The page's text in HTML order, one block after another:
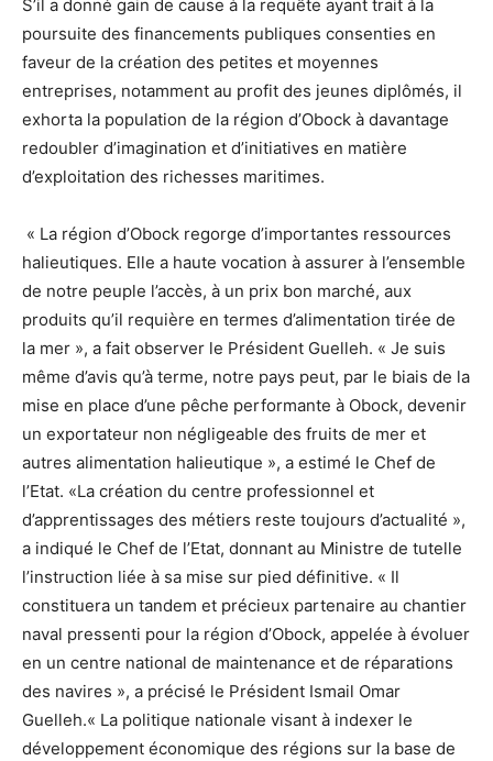
S’il a donné gain de cause à la requête ayant trait à la
poursuite des financements publiques consenties en
faveur de la création des petites et moyennes
entreprises, notamment au profit des jeunes diplômés, il
exhorta la population de la région d’Obock à davantage
redoubler d’imagination et d’initiatives en matière
d’exploitation des richesses maritimes.
« La région d’Obock regorge d’importantes ressources
halieutiques. Elle a haute vocation à assurer à l’ensemble
de notre peuple l’accès, à un prix bon marché, aux
produits qu’il requière en termes d’alimentation tirée de
la mer », a fait observer le Président Guelleh. « Je suis
même d’avis qu’à terme, notre pays peut, par le biais de la
mise en place d’une pêche performante à Obock, devenir
un exportateur non négligeable des fruits de mer et
autres alimentation halieutique », a estimé le Chef de
l’Etat. «La création du centre professionnel et
d’apprentissages des métiers reste toujours d’actualité »,
a indiqué le Chef de l’Etat, donnant au Ministre de tutelle
l’instruction liée à sa mise sur pied définitive. « Il
constituera un tandem et précieux partenaire au chantier
naval pressenti pour la région d’Obock, appelée à évoluer
en un centre national de maintenance et de réparations
des navires », a précisé le Président Ismail Omar
Guelleh.« La politique nationale visant à indexer le
développement économique des régions sur la base de